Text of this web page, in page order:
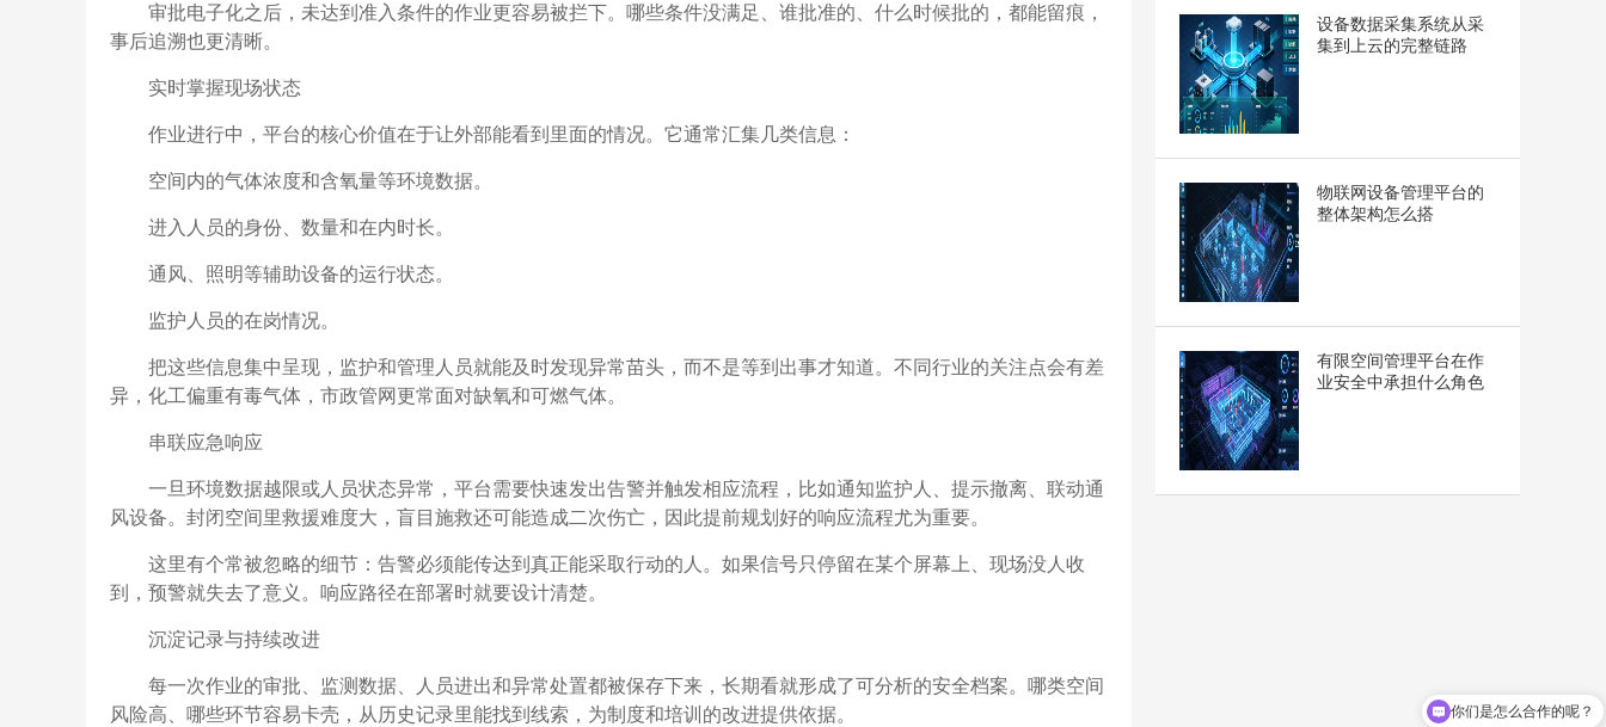
审批电子化之后，未达到准入条件的作业更容易被拦下。哪些条件没满足、谁批准的、什么时候批的，都能留痕，
事后追溯也更清晰。
实时掌握现场状态
作业进行中，平台的核心价值在于让外部能看到里面的情况。它通常汇集几类信息：
空间内的气体浓度和含氧量等环境数据。
进入人员的身份、数量和在内时长。
通风、照明等辅助设备的运行状态。
监护人员的在岗情况。
把这些信息集中呈现，监护和管理人员就能及时发现异常苗头，而不是等到出事才知道。不同行业的关注点会有差
异，化工偏重有毒气体，市政管网更常面对缺氧和可燃气体。
串联应急响应
一旦环境数据越限或人员状态异常，平台需要快速发出告警并触发相应流程，比如通知监护人、提示撤离、联动通
风设备。封闭空间里救援难度大，盲目施救还可能造成二次伤亡，因此提前规划好的响应流程尤为重要。
这里有个常被忽略的细节：告警必须能传达到真正能采取行动的人。如果信号只停留在某个屏幕上、现场没人收
到，预警就失去了意义。响应路径在部署时就要设计清楚。
沉淀记录与持续改进
每一次作业的审批、监测数据、人员进出和异常处置都被保存下来，长期看就形成了可分析的安全档案。哪类空间
风险高、哪些环节容易卡壳，从历史记录里能找到线索，为制度和培训的改进提供依据。
设备数据采集系统从采
集到上云的完整链路
物联网设备管理平台的
整体架构怎么搭
有限空间管理平台在作
业安全中承担什么角色
你们联系电话是多少